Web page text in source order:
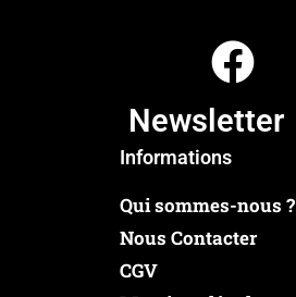
Newsletter
Informations
Qui sommes-nous ?
Nous Contacter
CGV